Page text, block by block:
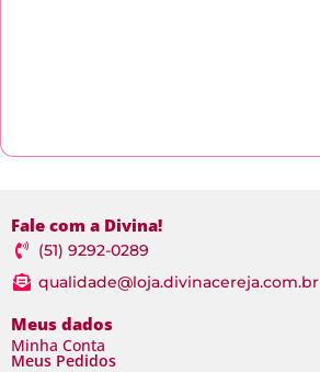
Fale com a Divina!
(51) 9292-0289
qualidade@loja.divinacereja.com.br
Meus dados
Minha Conta
Meus Pedidos